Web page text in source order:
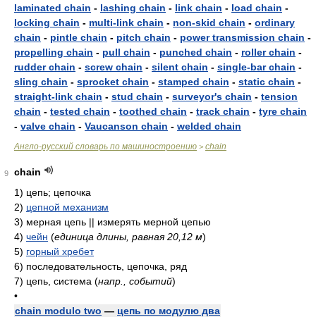
laminated chain - lashing chain - link chain - load chain -
locking chain - multi-link chain - non-skid chain - ordinary
chain - pintle chain - pitch chain - power transmission chain -
propelling chain - pull chain - punched chain - roller chain -
rudder chain - screw chain - silent chain - single-bar chain -
sling chain - sprocket chain - stamped chain - static chain -
straight-link chain - stud chain - surveyor's chain - tension
chain - tested chain - toothed chain - track chain - tyre chain
- valve chain - Vaucanson chain - welded chain
Англо-русский словарь по машиностроению > chain
9
chain
1) цепь; цепочка
2) цепной механизм
3) мерная цепь || измерять мерной цепью
4) чейн (единица длины, равная 20,12 м)
5) горный хребет
6) последовательность, цепочка, ряд
7) цепь, система (напр., событий)
•
chain modulo two — цепь по модулю два